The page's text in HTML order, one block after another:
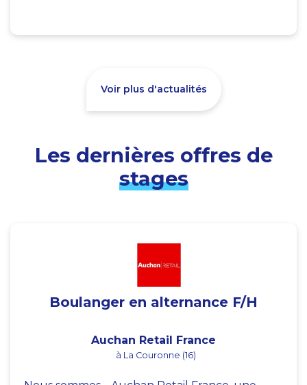
Voir plus d'actualités
Les dernières offres de
stages
Boulanger en alternance F/H
Auchan Retail France
à La Couronne (16)